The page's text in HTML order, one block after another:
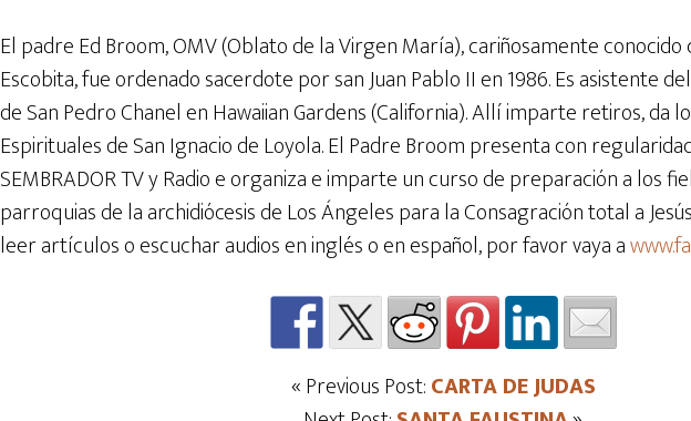
El padre Ed Broom, OMV (Oblato de la Virgen María), cariñosamente
Escobita, fue ordenado sacerdote por san Juan Pablo II en 1986. Es asistente
de San Pedro Chanel en Hawaiian Gardens (California). Allí imparte retiros, da
Espirituales de San Ignacio de Loyola. El Padre Broom presenta con
SEMBRADOR TV y Radio e organiza e imparte un curso de preparación a los
parroquias de la archidiócesis de Los Ángeles para la Consagración total a
leer artículos o escuchar audios en inglés o en español, por favor vaya a
« Previous Post:CARTA DE JUDAS